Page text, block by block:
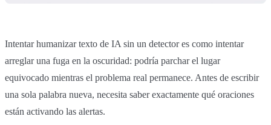
Intentar humanizar texto de IA sin un detector es como intentar
arreglar una fuga en la oscuridad: podría parchar el lugar
equivocado mientras el problema real permanece. Antes de escribir
una sola palabra nueva, necesita saber exactamente qué oraciones
están activando las alertas.